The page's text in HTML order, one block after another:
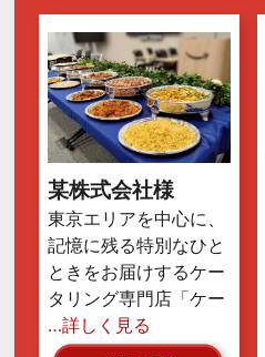
某株式会社様
東京エリアを中心に、
記憶に残る特別なひと
ときをお届けするケー
タリング専門店「ケー
…詳しく見る